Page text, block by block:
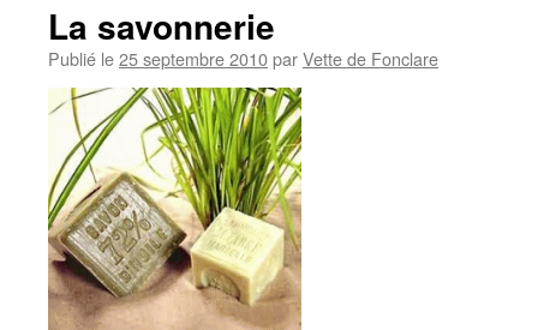
La savonnerie
Publié le25 septembre 2010parVette de Fonclare